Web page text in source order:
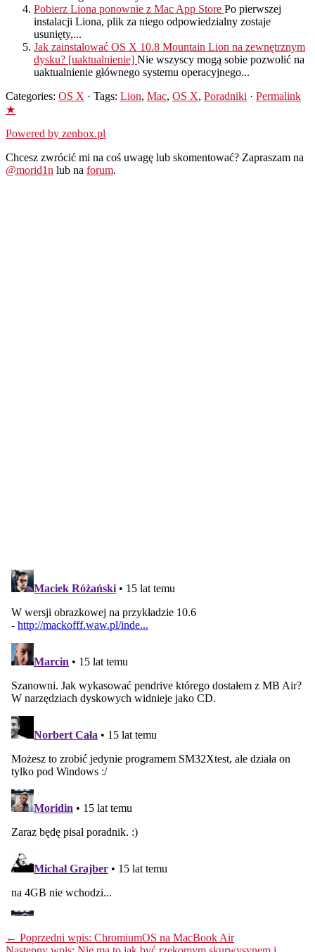
Pobierz Liona ponownie z Mac App Store Po pierwszej
instalacji Liona, plik za niego odpowiedzialny zostaje
usunięty,...
Jak zainstalować OS X 10.8 Mountain Lion na zewnętrznym
dysku? [uaktualnienie] Nie wszyscy mogą sobie pozwolić na
uaktualnienie głównego systemu operacyjnego...
Categories: OS X · Tags: Lion, Mac, OS X, Poradniki · Permalink
★
Powered by zenbox.pl
Chcesz zwrócić mi na coś uwagę lub skomentować? Zapraszam na
@morid1n lub na forum.
← Poprzedni wpis: ChromiumOS na MacBook Air